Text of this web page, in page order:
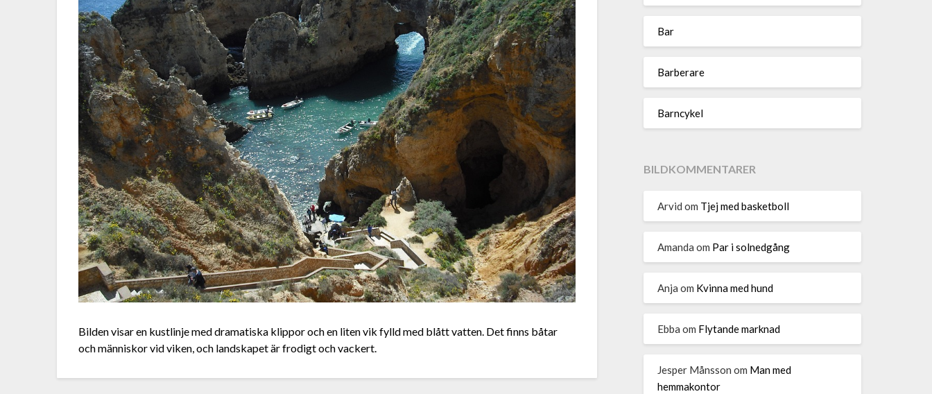
Bilden visar en kustlinje med dramatiska klippor och en liten vik fylld med blått vatten. Det finns båtar
och människor vid viken, och landskapet är frodigt och vackert.
Bar
Barberare
Barncykel
BILDKOMMENTARER
Arvid om Tjej med basketboll
Amanda om Par i solnedgång
Anja om Kvinna med hund
Ebba om Flytande marknad
Jesper Månsson om Man med
hemmakontor